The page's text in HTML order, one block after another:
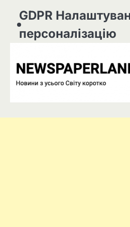
GDPR
персоналізацію